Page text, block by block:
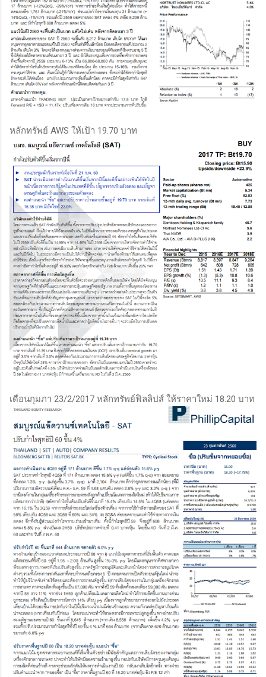
หลักทรัพย์ AWS ให้เป้า 19.70 บาท
เดือนกุมภา 23/2/2017 หลักทรัพย์ฟิลลิปส์ ให้ราคาใหม่ 18.20 บาท